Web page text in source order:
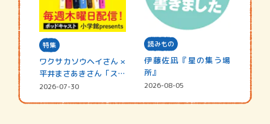
特集
ワクサカソウヘイさん ×
平井まさあきさん「スペ
シャ…
2026-07-30
読みもの
伊藤佐凪『星の集う場
所』
2026-08-05